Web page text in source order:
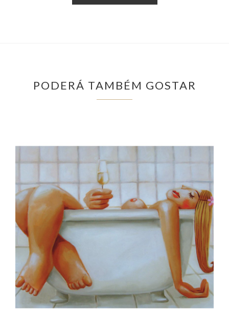
PODERÁ TAMBÉM GOSTAR